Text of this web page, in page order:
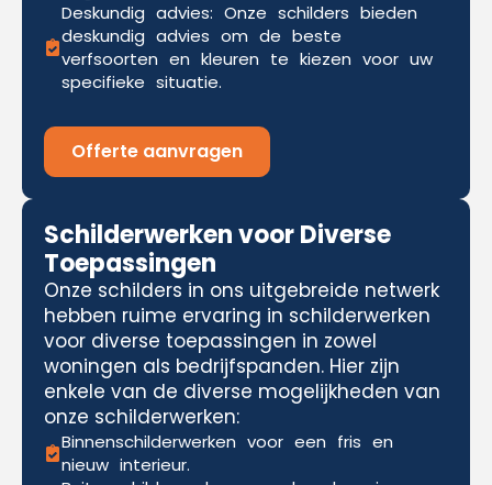
Deskundig advies: Onze schilders bieden
deskundig advies om de beste
verfsoorten en kleuren te kiezen voor uw
specifieke situatie.
Offerte aanvragen
Schilderwerken voor Diverse
Toepassingen
Onze schilders in ons uitgebreide netwerk
hebben ruime ervaring in schilderwerken
voor diverse toepassingen in zowel
woningen als bedrijfspanden. Hier zijn
enkele van de diverse mogelijkheden van
onze schilderwerken:
Binnenschilderwerken voor een fris en
nieuw interieur.